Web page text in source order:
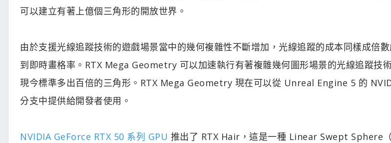
可以建立有著上億個三角形的開放世界。
由於支援光線追蹤技術的遊戲場景當中的幾何複雜性不斷增加，光線追蹤的成本同樣成倍
到即時畫格率。RTX Mega Geometry 可以加速執行有著複雜幾何圖形場景的光線追蹤技
現今標準多出百倍的三角形。RTX Mega Geometry 現在可以從 Unreal Engine 5 的
分支中提供給開發者使用。
NVIDIA GeForce RTX 50 系列 GPU 推出了 RTX Hair，這是一種 Linear Swept Sphere